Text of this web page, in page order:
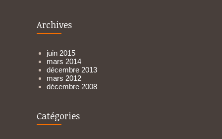
Archives
juin 2015
mars 2014
décembre 2013
mars 2012
décembre 2008
Catégories